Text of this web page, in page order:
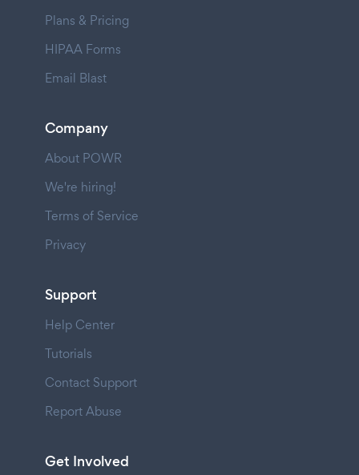
Plans & Pricing
HIPAA Forms
Email Blast
Company
About POWR
We're hiring!
Terms of Service
Privacy
Support
Help Center
Tutorials
Contact Support
Report Abuse
Get Involved